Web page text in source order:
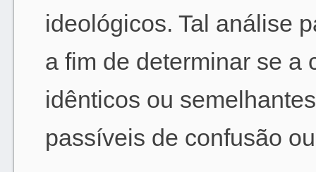
ideológicos. Tal análise
a fim de determinar se a
idênticos ou
passíveis de confusão